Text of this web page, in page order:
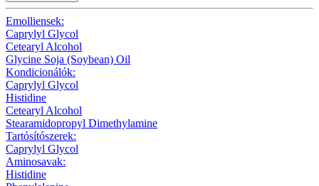
Emolliensek:
Caprylyl Glycol
Cetearyl Alcohol
Glycine Soja (Soybean) Oil
Kondicionálók:
Caprylyl Glycol
Histidine
Cetearyl Alcohol
Stearamidopropyl Dimethylamine
Tartósítószerek:
Caprylyl Glycol
Aminosavak:
Histidine